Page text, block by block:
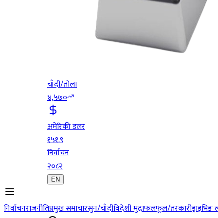
चाँदी/तोला
४,५७०
अमेरिकी डलर
१५१.९
निर्वाचन
२०८२
EN
निर्वाचनराजनीतिप्रमुख समाचारसुन/चाँदीविदेशी मुद्राफलफूल/तरकारी